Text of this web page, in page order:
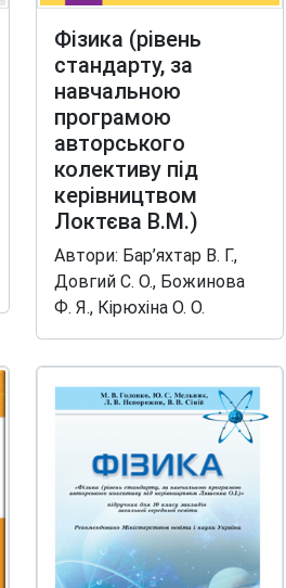
Фізика (рівень
стандарту, за
навчальною
програмою
авторського
колективу під
керівництвом
Локтєва В.М.)
Автори: Бар’яхтар В. Г.,
Довгий С. О., Божинова
Ф. Я., Кірюхіна О. О.